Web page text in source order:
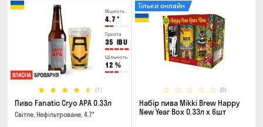
Міцність
4.7 °
Гіркота
35 IBU
Щільність
12 %
(1)
Пиво Fanatic Cryo APA 0.33л
Світле, Нефільтроване, 4.7°
(0)
Тільки онлайн
Набір пива Mikki Brew Happy
New Year Box 0.33л x 6шт